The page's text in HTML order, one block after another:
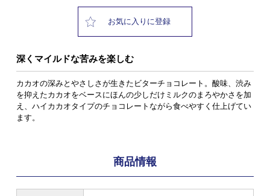
お気に入りに登録
深くマイルドな苦みを楽しむ
カカオの深みとやさしさが生きたビターチョコレート。酸味、渋み
を抑えたカカオをベースにほんの少しだけミルクのまろやかさを加
え、ハイカカオタイプのチョコレートながら食べやすく仕上げてい
ます。
商品情報